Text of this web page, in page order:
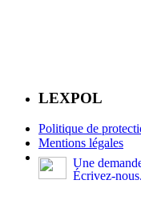
LEXPOL
Politique de
Mentions légales
Une
Écrivez-nous.